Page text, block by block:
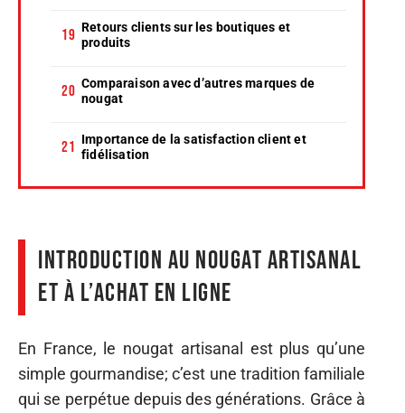
Retours clients sur les boutiques et
produits
Comparaison avec d’autres marques de
nougat
Importance de la satisfaction client et
fidélisation
Introduction au nougat artisanal
et à l’achat en ligne
En France, le nougat artisanal est plus qu’une
simple gourmandise; c’est une tradition familiale
qui se perpétue depuis des générations. Grâce à